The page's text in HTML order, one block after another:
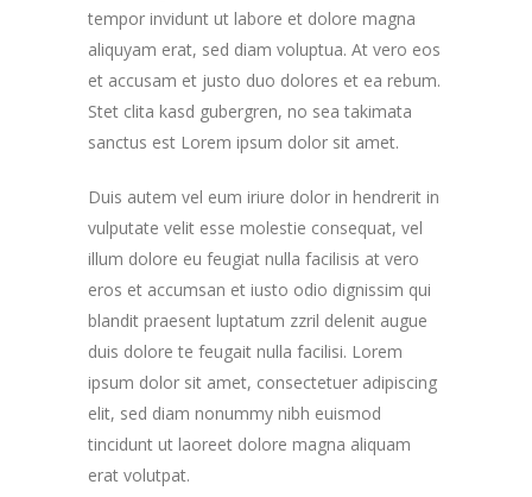
tempor invidunt ut labore et dolore magna
aliquyam erat, sed diam voluptua. At vero eos
et accusam et justo duo dolores et ea rebum.
Stet clita kasd gubergren, no sea takimata
sanctus est Lorem ipsum dolor sit amet.
Duis autem vel eum iriure dolor in hendrerit in
vulputate velit esse molestie consequat, vel
illum dolore eu feugiat nulla facilisis at vero
eros et accumsan et iusto odio dignissim qui
blandit praesent luptatum zzril delenit augue
duis dolore te feugait nulla facilisi. Lorem
ipsum dolor sit amet, consectetuer adipiscing
elit, sed diam nonummy nibh euismod
tincidunt ut laoreet dolore magna aliquam
erat volutpat.